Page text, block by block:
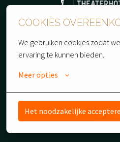
COOKIES
We gebruiken cookies zodat
ervaring te kunnen bieden.
Meer opties
Het noodzakelijke
Homepagina